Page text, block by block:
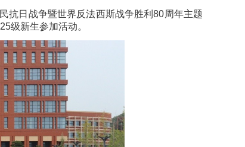
抗日战争暨世界反法西斯战争胜利80周年主题
级新生参加活动。